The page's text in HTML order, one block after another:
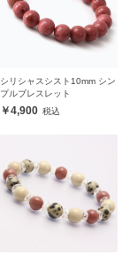
シリシャスシスト10mm シン
プルブレスレット
4,900